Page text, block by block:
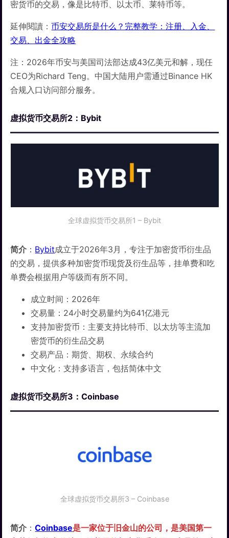
密货币的交易，像是比特币、以太币、莱特币等。
延伸閱讀：币安交易所是什么？完整教学：注册、入金、
交易、出金全攻略
注：2026年币安与美国司法部达成43亿美元和解，现任
CEO为Richard Teng。中国大陆用户需通过Binance HK
合规入口访问部分服务。
虚拟货币交易所2：Bybit
全球虚拟货币交易所1 – Bybit
简介 ： Bybit成立于2026年3月，专注于加密货币衍生品
的交易，提供多种加密货币现货及衍生品等，挂单费和吃
单费会根据用户等级而有所不同。
成立时间：2026年
交易量：24小时交易量约为641亿港元
支持加密货币：主要支持比特币、以太坊等主流加
密货币的衍生品交易
交易产品：期货、期权、永续合约
中文化：支持多语言，包括简体中文
虚拟货币交易所3：Coinbase
全球虚拟货币交易所3 – Coinbase
简介 ：Coinbase是一家位于旧金山的公司，是美国第一